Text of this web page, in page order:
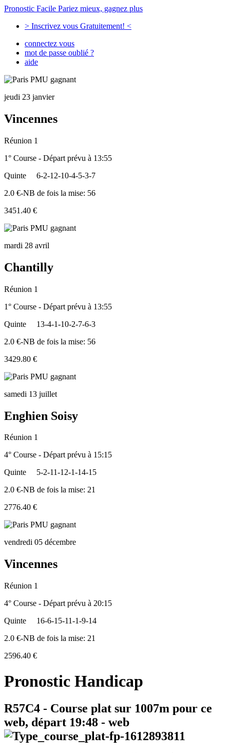
Pronostic Facile Pariez mieux, gagnez plus
> Inscrivez vous Gratuitement! <
connectez vous
mot de passe oublié ?
aide
jeudi 23 janvier
Vincennes
Réunion 1
1° Course - Départ prévu à 13:55
Quinte
6-2-12-10-4-5-3-7
2.0 €-NB de fois la mise: 56
3451.40 €
mardi 28 avril
Chantilly
Réunion 1
1° Course - Départ prévu à 13:55
Quinte
13-4-1-10-2-7-6-3
2.0 €-NB de fois la mise: 56
3429.80 €
samedi 13 juillet
Enghien Soisy
Réunion 1
4° Course - Départ prévu à 15:15
Quinte
5-2-11-12-1-14-15
2.0 €-NB de fois la mise: 21
2776.40 €
vendredi 05 décembre
Vincennes
Réunion 1
4° Course - Départ prévu à 20:15
Quinte
16-6-15-11-1-9-14
2.0 €-NB de fois la mise: 21
2596.40 €
Pronostic Handicap
R57C4 - Course plat sur 1007m pour ce
web, départ 19:48 - web